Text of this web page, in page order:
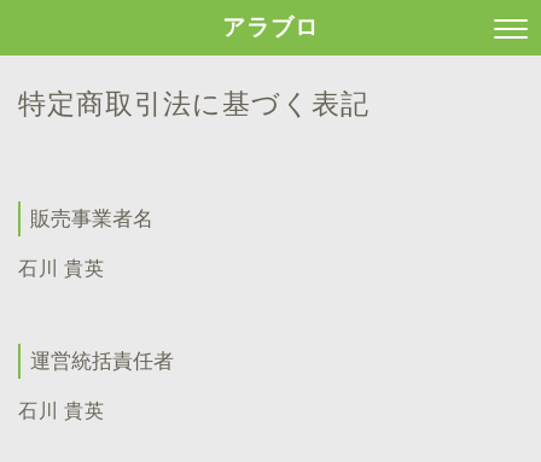
アラブロ
特定商取引法に基づく表記
販売事業者名
石川 貴英
運営統括責任者
石川 貴英